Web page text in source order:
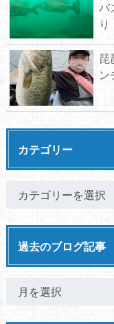
バ
り
琵
ン
カテゴリー
過去のブログ記事